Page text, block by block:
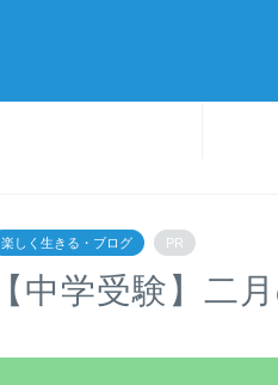
楽しく生きる・ブログ PR
【中学受験】